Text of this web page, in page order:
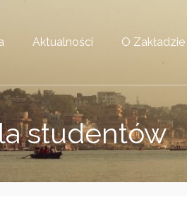
Aktualności O Zakładzie
studentów